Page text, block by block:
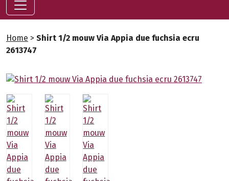
Home > Shirt 1/2 mouw Via Appia due fuchsia ecru
2613747